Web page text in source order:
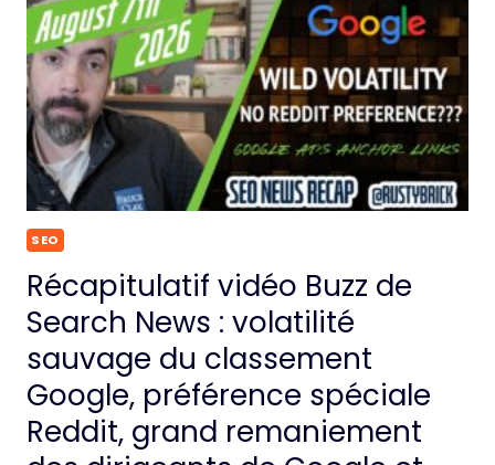
SEO
Récapitulatif vidéo Buzz de
Search News : volatilité
sauvage du classement
Google, préférence spéciale
Reddit, grand remaniement